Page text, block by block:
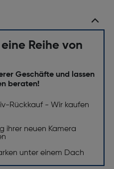
Reihe von
Geschäfte und lassen
beraten!
Rückkauf - Wir kaufen
ihrer neuen Kamera
unter einem Dach